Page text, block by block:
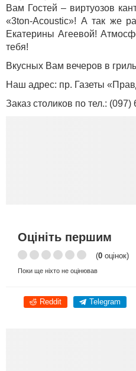
Вам Гостей – виртуозов
«3ton-Acoustic»! А так же
Екатерины Агеевой!
тебя!
Вкусных Вам вечеров в
Наш адрес: пр. Газеты
Заказ столиков по тел.:
Оцініть першим
(0 оцінок)
Поки ще ніхто не оцінював
Reddit Telegram